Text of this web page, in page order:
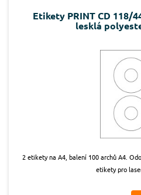
Etikety PRINT CD 118/
lesklá
2 etikety na A4, balení 100 archů A4.
etikety pro